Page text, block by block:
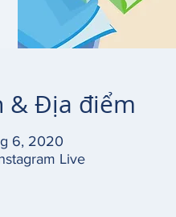
& Địa điểm
6, 2020
Live